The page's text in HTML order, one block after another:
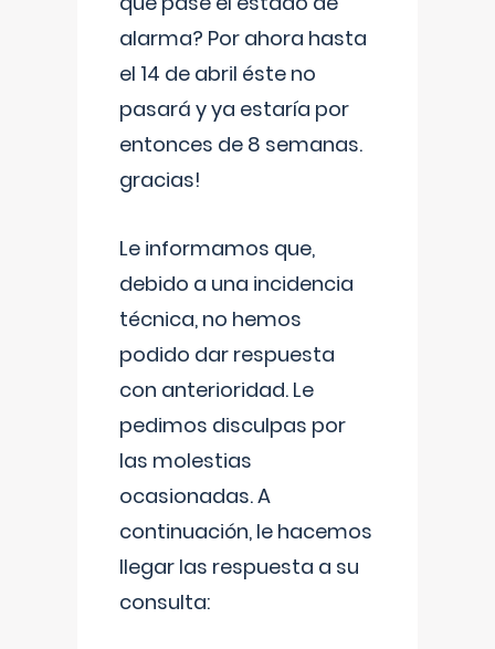
alarma? Por ahora hasta
el 14 de abril éste no
pasará y ya estaría por
entonces de 8 semanas.
gracias!
Le informamos que,
debido a una incidencia
técnica, no hemos
podido dar respuesta
con anterioridad. Le
pedimos disculpas por
las molestias
ocasionadas. A
continuación, le hacemos
llegar las respuesta a su
consulta: